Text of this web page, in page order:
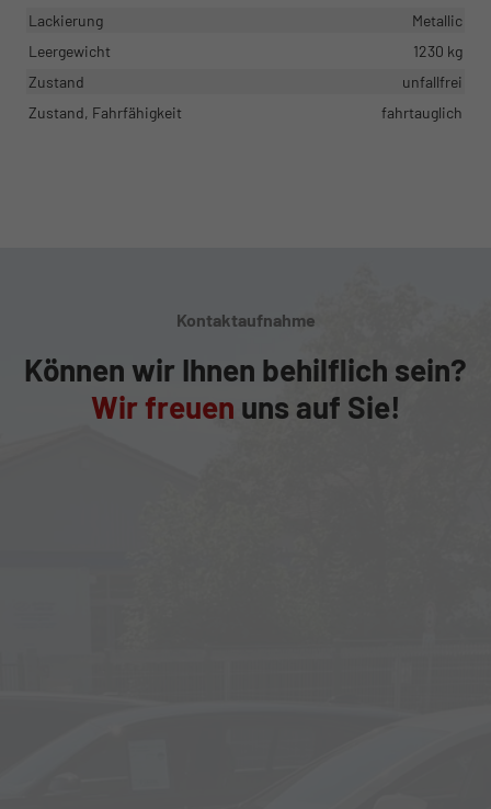
Lackierung
Metallic
Leergewicht
1230 kg
Zustand
unfallfrei
Zustand, Fahrfähigkeit
fahrtauglich
Kontaktaufnahme
Können wir Ihnen behilflich sein?
Wir freuen uns auf Sie!